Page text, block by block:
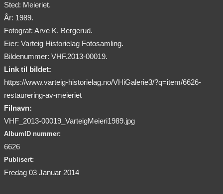
Sted: Meieriet.
År: 1989.
Fotograf: Arve K. Bergerud.
Eier: Varteig Historielag Fotosamling.
Bildenummer: VHF.2013-00019.
Link til bildet:
https://www.varteig-historielag.no/VHiGalerie3/?q=item/6626-
restaurering-av-meieriet
Filnavn:
VHF_2013-00019_VarteigMeieri1989.jpg
AlbumID nummer:
6626
Publisert:
Fredag 03 Januar 2014